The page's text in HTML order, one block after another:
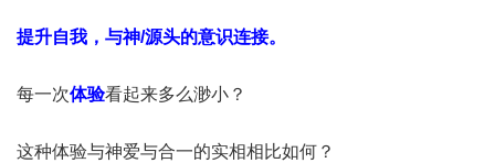
提升自我，与神/源头的意识连接。
每一次体验看起来多么渺小？
这种体验与神爱与合一的实相相比如何？